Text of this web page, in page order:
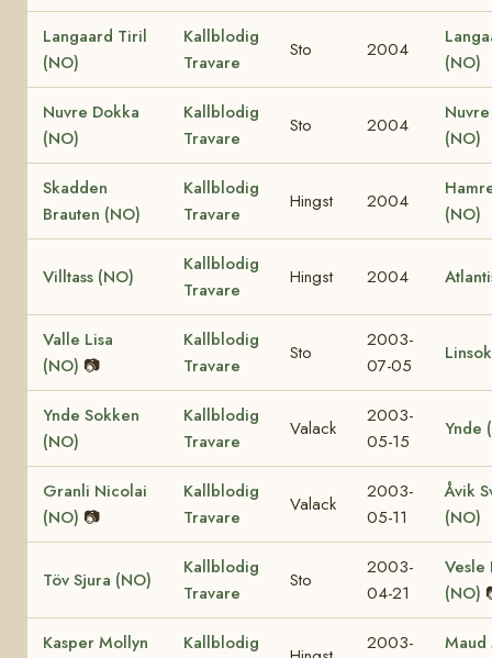
Langaard Tiril
(NO)
Kallblodig
Travare
Sto 2004
(NO)
Nuvre Dokka
(NO)
Kallblodig
Travare
Sto 2004
Nuvre
(NO)
Skadden
Brauten (NO)
Kallblodig
Travare
Hingst 2004
(NO)
Villtass (NO)
Kallblodig
Travare
Hingst 2004
Valle Lisa
(NO) 📷
Kallblodig
Travare
Sto
2003-
07-05
Ynde Sokken
(NO)
Kallblodig
Travare
Valack
2003-
05-15
Ynde
Granli Nicolai
(NO) 📷
Kallblodig
Travare
Valack
2003-
05-11
Åvik
(NO)
Töv Sjura (NO)
Kallblodig
Travare
Sto
2003-
04-21
Vesle
(NO)
Kasper Mollyn
Kallblodig
2003-
Maud